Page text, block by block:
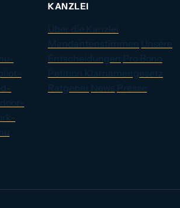
KANZLEI
Über die Kanzlei
Mandantenstimmen Unsere
Entscheidungen Pro Bono
Petition Klarnamengesetz
Ratgeber News Presse